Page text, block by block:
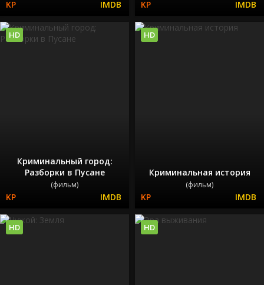
Криминальный город:
Разборки в Пусане
(фильм)
HD
Криминальная история
(фильм)
HD
HD HD